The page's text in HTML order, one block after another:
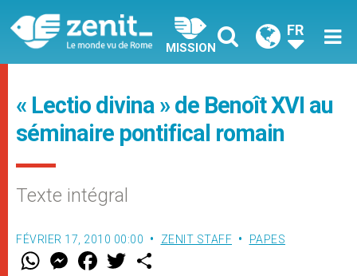
MISSION
FR
« Lectio divina » de Benoît XVI au
séminaire pontifical romain
Texte intégral
FÉVRIER 17, 2010 00:00 ZENIT STAFF PAPES
W M
e
F
a w